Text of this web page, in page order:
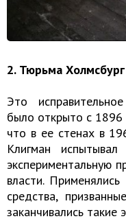
2. Тюрьма Холмсбург
Это
было открыто с
что в ее стенах в
Клигман
экспериментальную
власти.
средства,
заканчивались